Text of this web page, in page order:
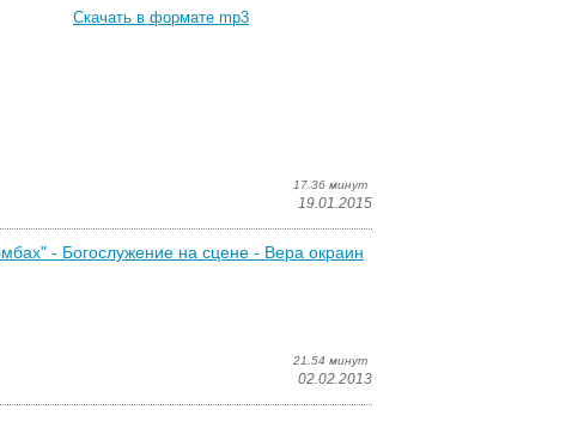
Скачать в формате mp3
17.36 минут
19.01.2015
- Богослужение на сцене - Вера окраин
21.54 минут
02.02.2013